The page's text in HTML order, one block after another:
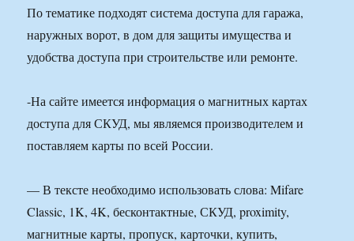
По тематике подходят система доступа для гаража,
наружных ворот, в дом для защиты имущества и
удобства доступа при строительстве или ремонте.
-На сайте имеется информация о магнитных картах
доступа для СКУД, мы являемся производителем и
поставляем карты по всей России.
— В тексте необходимо использовать слова: Mifare
Classic, 1K, 4K, бесконтактные, СКУД, proximity,
магнитные карты, пропуск, карточки, купить,